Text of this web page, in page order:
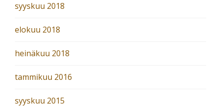
syyskuu 2018
elokuu 2018
heinäkuu 2018
tammikuu 2016
syyskuu 2015